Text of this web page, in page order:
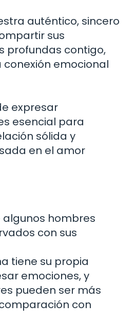
auténtico, sincero
sus
profundas contigo,
emocional
expresar
esencial para
sólida y
en el amor
algunos hombres
con sus
tiene su propia
emociones, y
pueden ser más
con